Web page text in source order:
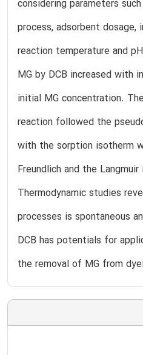
considering parameters
process, adsorbent
reaction temperature and
MG by DCB increased with
initial MG concentration.
reaction followed the
with the sorption isotherm
Freundlich and the
Thermodynamic studies
processes is spontaneous
DCB has potentials for
the removal of MG from